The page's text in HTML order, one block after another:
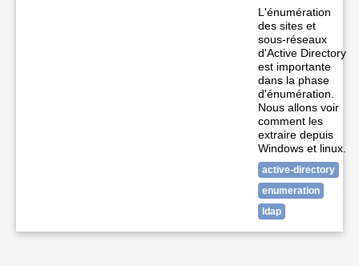
L'énumération
des sites et
sous-réseaux
d'Active Directory
est importante
dans la phase
d'énumération.
Nous allons voir
comment les
extraire depuis
Windows et linux.
active-directory
enumeration
ldap